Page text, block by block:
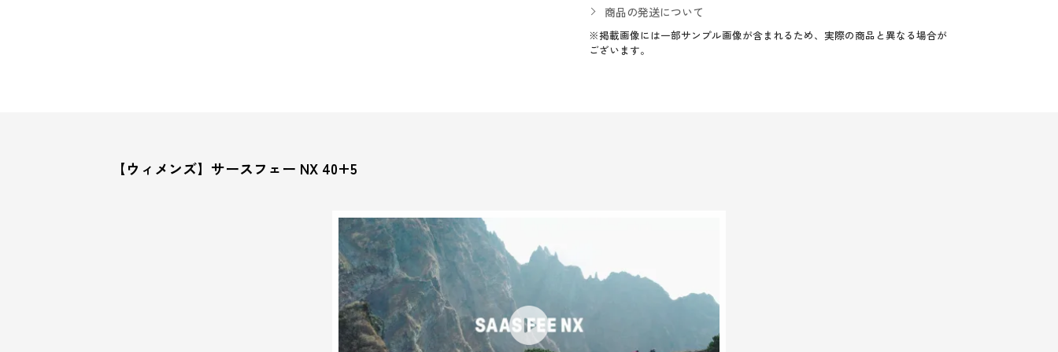
商品の発送について
※掲載画像には一部サンプル画像が含まれるため、実際の商品と異なる場合が
ございます。
【ウィメンズ】サースフェー NX 40+5